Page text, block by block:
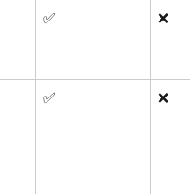
✅ ❌
✅ ❌